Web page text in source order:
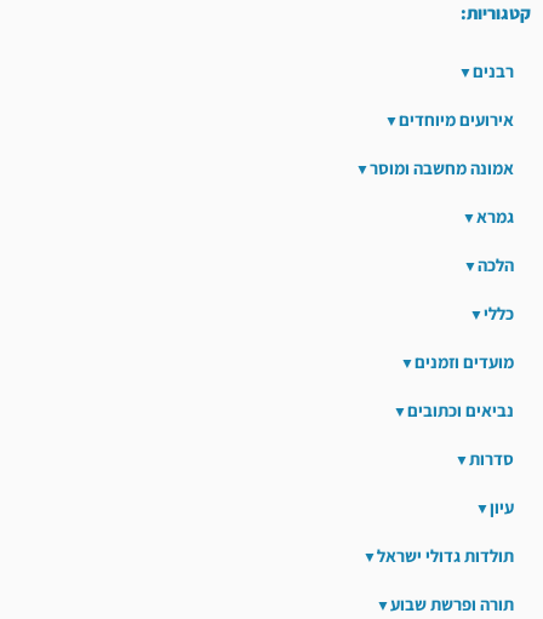
קטגוריות:
רבנים
אירועים מיוחדים
אמונה מחשבה ומוסר
גמרא
הלכה
כללי
מועדים וזמנים
נביאים וכתובים
סדרות
עיון
תולדות גדולי ישראל
תורה ופרשת שבוע